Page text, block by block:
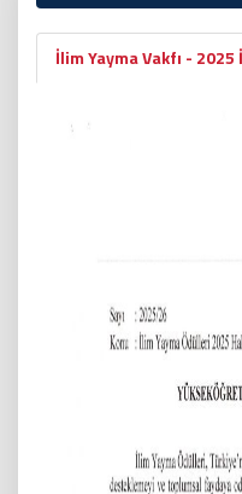
İlim Yayma Vakfı -